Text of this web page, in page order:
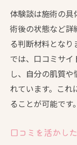
口コミ
美容鍼
果
敏感肌
美容鍼の頻
美容鍼
口コミ
体験談は施術の
術後の状態など詳
る判断材料とな
では、口コミサ
し、自分の肌質
れています。これ
ることが可能です。
口コミを活かし